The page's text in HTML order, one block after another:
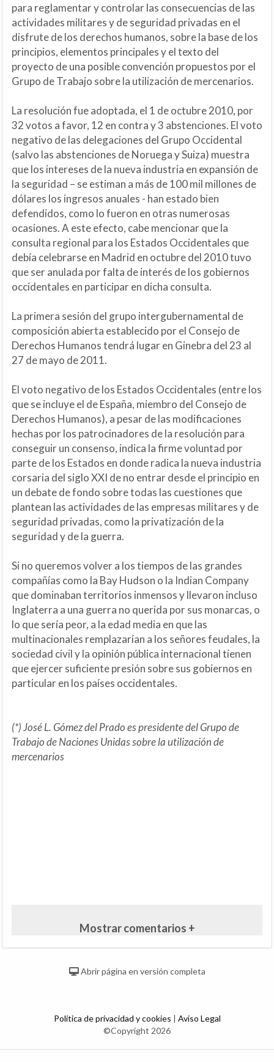
para reglamentar y controlar las consecuencias de las
actividades militares y de seguridad privadas en el
disfrute de los derechos humanos, sobre la base de los
principios, elementos principales y el texto del
proyecto de una posible convención propuestos por el
Grupo de Trabajo sobre la utilización de mercenarios.
La resolución fue adoptada, el 1 de octubre 2010, por
32 votos a favor, 12 en contra y 3 abstenciones. El voto
negativo de las delegaciones del Grupo Occidental
(salvo las abstenciones de Noruega y Suiza) muestra
que los intereses de la nueva industria en expansión de
la seguridad – se estiman a más de 100 mil millones de
dólares los ingresos anuales - han estado bien
defendidos, como lo fueron en otras numerosas
ocasiones. A este efecto, cabe mencionar que la
consulta regional para los Estados Occidentales que
debía celebrarse en Madrid en octubre del 2010 tuvo
que ser anulada por falta de interés de los gobiernos
occidentales en participar en dicha consulta.
La primera sesión del grupo intergubernamental de
composición abierta establecido por el Consejo de
Derechos Humanos tendrá lugar en Ginebra del 23 al
27 de mayo de 2011.
El voto negativo de los Estados Occidentales (entre los
que se incluye el de España, miembro del Consejo de
Derechos Humanos), a pesar de las modificaciones
hechas por los patrocinadores de la resolución para
conseguir un consenso, indica la firme voluntad por
parte de los Estados en donde radica la nueva industria
corsaria del siglo XXI de no entrar desde el principio en
un debate de fondo sobre todas las cuestiones que
plantean las actividades de las empresas militares y de
seguridad privadas, como la privatización de la
seguridad y de la guerra.
Si no queremos volver a los tiempos de las grandes
compañías como la Bay Hudson o la Indian Company
que dominaban territorios inmensos y llevaron incluso
Inglaterra a una guerra no querida por sus monarcas, o
lo que sería peor, a la edad media en que las
multinacionales remplazarían a los señores feudales, la
sociedad civil y la opinión pública internacional tienen
que ejercer suficiente presión sobre sus gobiernos en
particular en los países occidentales.
(*) José L. Gómez del Prado es presidente del Grupo de
Trabajo de Naciones Unidas sobre la utilización de
mercenarios
Mostrar comentarios +
Abrir página en versión completa
Política de privacidad y cookies | Aviso Legal
©Copyright 2026